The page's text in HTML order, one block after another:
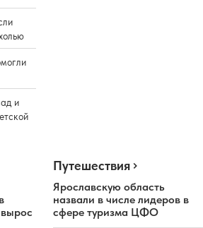
и
Путешествия
Ярославскую область
назвали в числе лидеров в
сфере туризма ЦФО